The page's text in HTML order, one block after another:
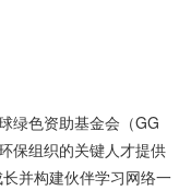
绿色资助基金会（GG
保组织的关键人才提供
并构建伙伴学习网络一